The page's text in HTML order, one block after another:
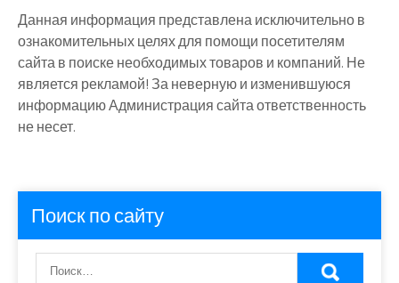
Данная информация представлена исключительно в
ознакомительных целях для помощи посетителям
сайта в поиске необходимых товаров и компаний. Не
является рекламой! За неверную и изменившуюся
информацию Администрация сайта ответственность
не несет.
Поиск по сайту